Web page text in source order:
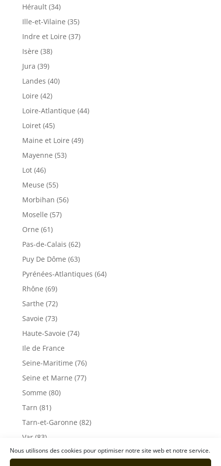
Nous utilisons des cookies pour optimiser notre site web et notre service.
Hérault (34)
Ille-et-Vilaine (35)
Indre et Loire (37)
Isère (38)
Jura (39)
Landes (40)
Loire (42)
Loire-Atlantique (44)
Loiret (45)
Maine et Loire (49)
Mayenne (53)
Lot (46)
Meuse (55)
Morbihan (56)
Moselle (57)
Orne (61)
Pas-de-Calais (62)
Puy De Dôme (63)
Pyrénées-Atlantiques (64)
Rhône (69)
Sarthe (72)
Savoie (73)
Haute-Savoie (74)
Ile de France
Seine-Maritime (76)
Seine et Marne (77)
Somme (80)
Tarn (81)
Tarn-et-Garonne (82)
Var (83)
Vaucluse (84)